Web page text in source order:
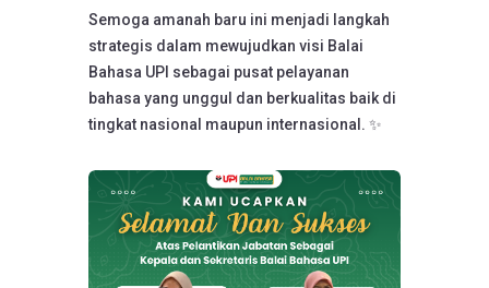
Semoga amanah baru ini menjadi langkah
strategis dalam mewujudkan visi Balai
Bahasa UPI sebagai pusat pelayanan
bahasa yang unggul dan berkualitas baik di
tingkat nasional maupun internasional. ✨